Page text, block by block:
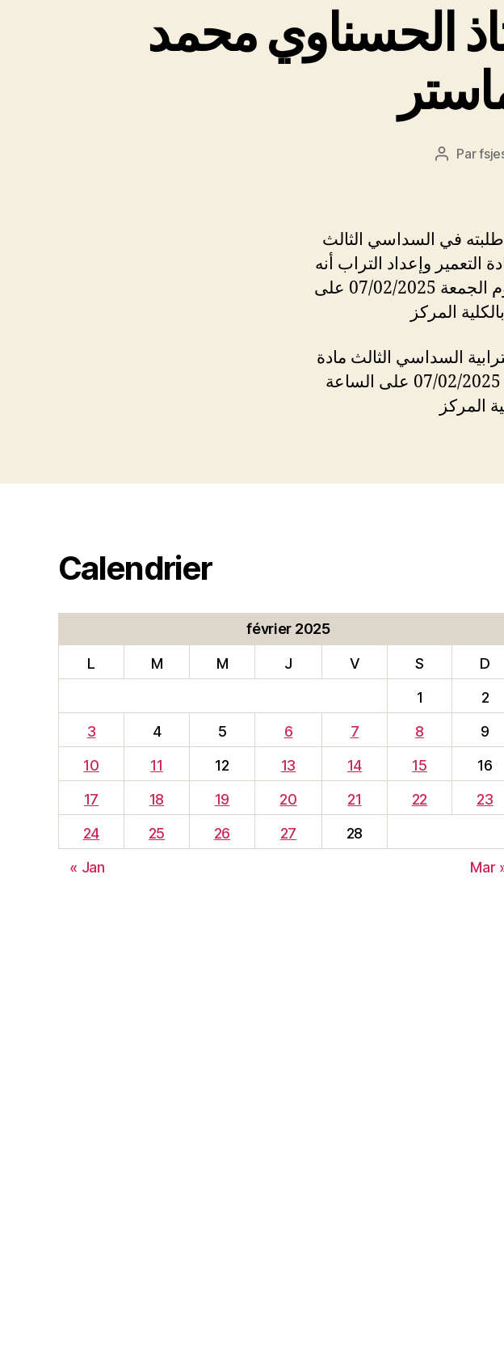
الحسناوي محمد
Auteur
Par
في السداسي الثالث
التعمير وإعداد التراب أنه
سيجري الامتحان الخاص بالمادة وذلك يوم الجمعة 07/02/2025 على
السداسي الثالث مادة
الأهداف 17 للأمم المتحدة يوم الجمعة 07/02/2025 على الساعة
Calendrier
février 2025
L M M J V S
D
1
2
3
4 5 6 7 8
9
10
11 12 13 14 15
16
17
18 19 20 21 22
23
24
25 26 27
28
« Jan
Mar